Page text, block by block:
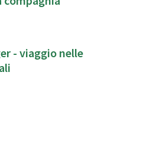
- viaggio nelle